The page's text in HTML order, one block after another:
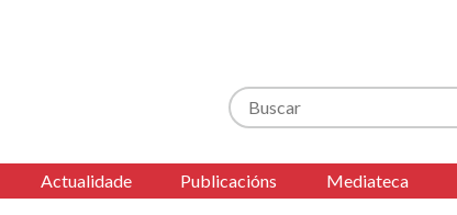
Buscar
Actualidade Publicacións Mediateca